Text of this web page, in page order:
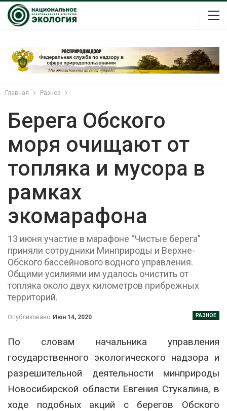
Главная Разное
Берега Обского
моря очищают от
топляка и мусора в
рамках
экомарафона
13 июня участие в марафоне “Чистые берега”
приняли сотрудники Минприроды и Верхне-
Обского бассейнового водного управления.
Общими усилиями им удалось очистить от
топляка около двух километров прибрежных
территорий.
РАЗНОЕ
Опубликовано Июн 14, 2020
По словам начальника управления
государственного экологического надзора и
разрешительной деятельности минприроды
Новосибирской области Евгения Стукалина, в
ходе подобных акций с берегов Обского